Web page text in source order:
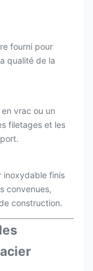
fourni pour
qualité de la
vrac ou un
filetages et les
inoxydable finis
convenues,
construction.